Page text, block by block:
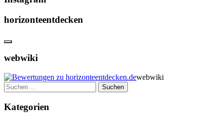
horizonteentdecken
webwiki
webwiki
Suchen
nach:
Kategorien